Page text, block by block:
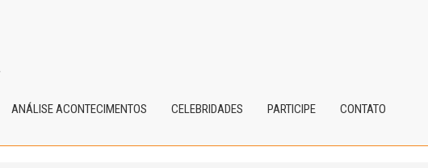
ANÁLISE ACONTECIMENTOS CELEBRIDADES PARTICIPE CONTATO